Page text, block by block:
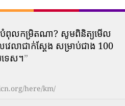
ៃ​បំពុល​កម្រិត​ណា? សូមពិនិត្យមើល
លាជាក់ស្តែង សម្រាប់ជាង 100
ទេស។”
here/km/